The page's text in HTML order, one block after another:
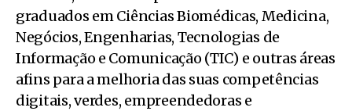
graduados em Ciências Biomédicas, Medicina,
Negócios, Engenharias, Tecnologias de
Informação e Comunicação (TIC) e outras áreas
afins para a melhoria das suas competências
digitais, verdes, empreendedoras e